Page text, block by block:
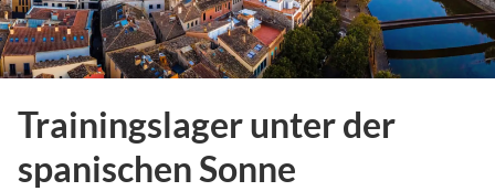
Trainingslager unter der
spanischen Sonne